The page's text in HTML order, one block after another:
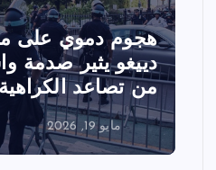
هجوم دموي على
دييغو يثير صدمة
من تصاعد الكراهية
مايو 19, 2026